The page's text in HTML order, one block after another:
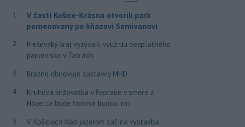
1
V časti Košice-Krásna otvorili park
pomenovaný po kňazovi Semivanovi
2
Prešovský kraj vyzýva k využitiu bezplatného
parkoviska v Tatrách
3 Brezno obnovuje zastávky MHD
4
Kruhová križovatka v Poprade v smere z
Hozelca bude hotová budúci rok
5
V Košiciach Nad jazerom začína výstavba